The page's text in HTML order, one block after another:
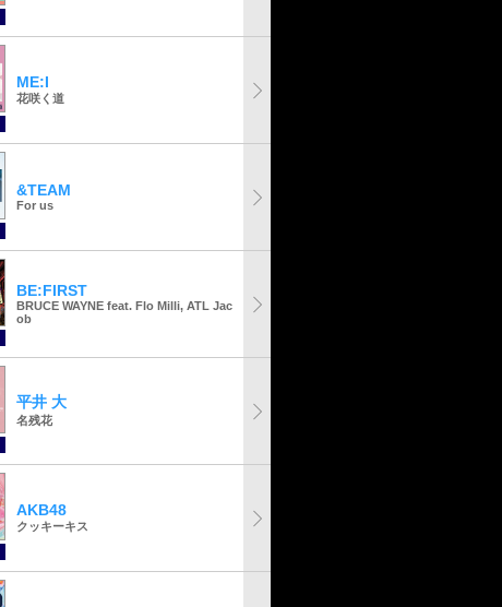
ME:I
花咲く道
&TEAM
For us
BE:FIRST
BRUCE WAYNE feat. Flo Milli, ATL Jac
ob
平井 大
名残花
AKB48
クッキーキス